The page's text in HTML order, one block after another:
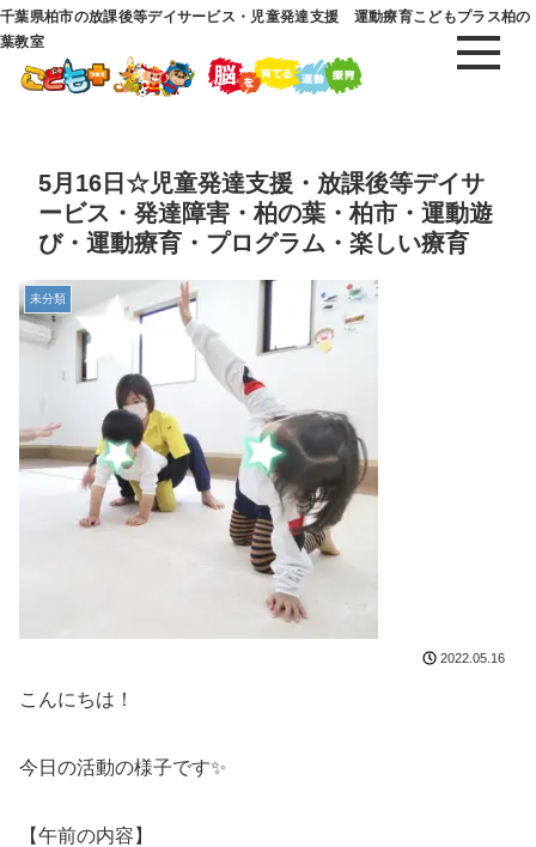
千葉県柏市の放課後等デイサービス・児童発達支援 運動療育こどもプラス柏の
葉教室
5月16日☆児童発達支援・放課後等デイサ
ービス・発達障害・柏の葉・柏市・運動遊
び・運動療育・プログラム・楽しい療育
未分類
2022.05.16
こんにちは！
今日の活動の様子です✨
【午前の内容】